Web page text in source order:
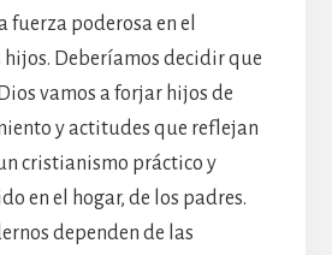
fuerza poderosa en el
Deberíamos decidir que
vamos a forjar hijos de
y actitudes que reflejan
cristianismo práctico y
en el hogar, de los padres.
dependen de las